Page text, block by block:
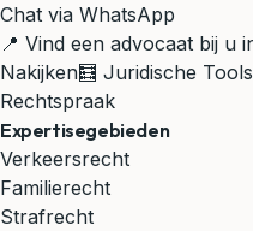
Chat via WhatsApp
📍 Vind een advocaat bij u
Nakijken🧮 Juridische Tools
Rechtspraak
Expertisegebieden
Verkeersrecht
Familierecht
Strafrecht